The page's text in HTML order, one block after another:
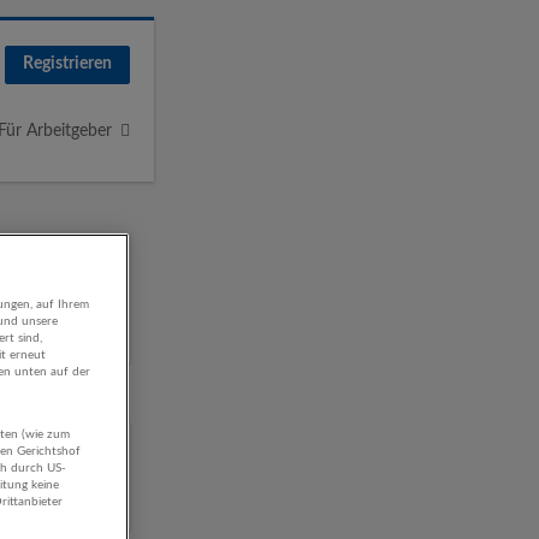
Registrieren
Für Arbeitgeber
auf Ihrem
unsere
sind,
erneut
unten auf der
(wie zum
Gerichtshof
durch US-
keine